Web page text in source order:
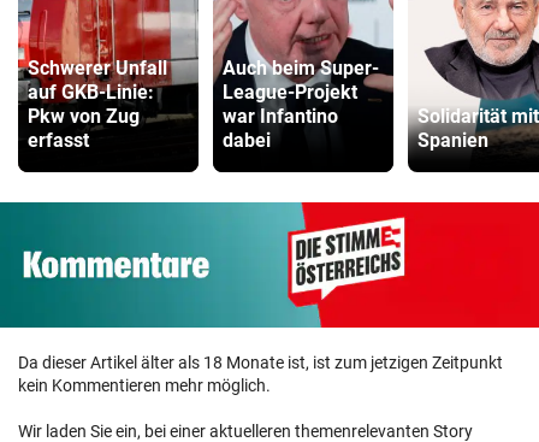
Schwerer Unfall
auf GKB-Linie:
Pkw von Zug
erfasst
Auch beim Super-
League-Projekt
war Infantino
dabei
Solidarität mit
Spanien
Da dieser Artikel älter als 18 Monate ist, ist zum jetzigen Zeitpunkt
kein Kommentieren mehr möglich.
Wir laden Sie ein, bei einer aktuelleren themenrelevanten Story